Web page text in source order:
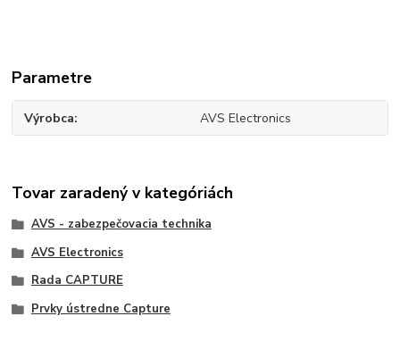
Parametre
Výrobca AVS Electronics
Tovar zaradený v kategóriách
AVS - zabezpečovacia technika
AVS Electronics
Rada CAPTURE
Prvky ústredne Capture